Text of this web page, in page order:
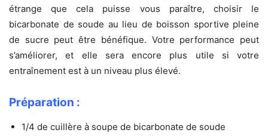
étrange que cela puisse vous paraître, choisir le
bicarbonate de soude au lieu de boisson sportive pleine
de sucre peut être bénéfique. Votre performance peut
s’améliorer, et elle sera encore plus utile si votre
entraînement est à un niveau plus élevé.
Préparation :
1/4 de cuillère à soupe de bicarbonate de soude